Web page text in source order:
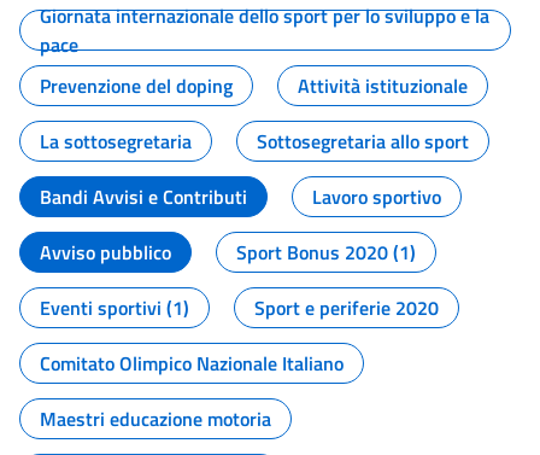
Giornata internazionale dello sport per lo sviluppo e la
pace
Prevenzione del doping
Attività istituzionale
La sottosegretaria
Sottosegretaria allo sport
Bandi Avvisi e Contributi
Lavoro sportivo
Avviso pubblico
Sport Bonus 2020 (1)
Eventi sportivi (1)
Sport e periferie 2020
Comitato Olimpico Nazionale Italiano
Maestri educazione motoria